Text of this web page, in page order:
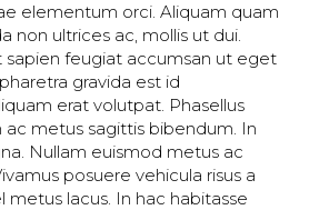
elementum orci. Aliquam quam
non ultrices ac, mollis ut dui.
sapien feugiat accumsan ut eget
gravida est id
erat volutpat. Phasellus
ac metus sagittis bibendum. In
Nullam euismod metus ac
posuere vehicula risus a
metus lacus. In hac habitasse